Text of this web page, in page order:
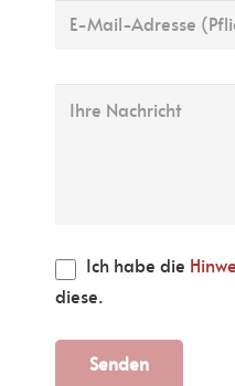
Ich habe die
diese.